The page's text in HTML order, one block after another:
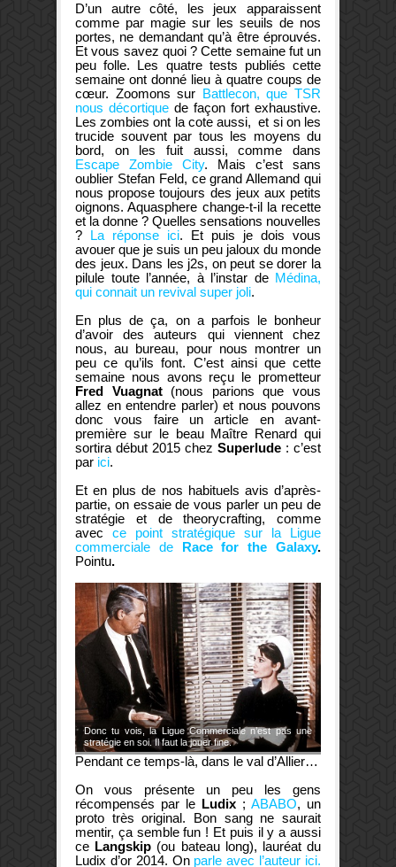
D’un autre côté, les jeux apparaissent
comme par magie sur les seuils de nos
portes, ne demandant qu’à être éprouvés.
Et vous savez quoi ? Cette semaine fut un
peu folle. Les quatre tests publiés cette
semaine ont donné lieu à quatre coups de
cœur. Zoomons sur Battlecon, que TSR
nous décortique de façon fort exhaustive.
Les zombies ont la cote aussi, et si on les
trucide souvent par tous les moyens du
bord, on les fuit aussi, comme dans
Escape Zombie City. Mais c’est sans
oublier Stefan Feld, ce grand Allemand qui
nous propose toujours des jeux aux petits
oignons. Aquasphere change-t-il la recette
et la donne ? Quelles sensations nouvelles
? La réponse ici. Et puis je dois vous
avouer que je suis un peu jaloux du monde
des jeux. Dans les j2s, on peut se dorer la
pilule toute l’année, à l’instar de Médina,
qui connait un revival super joli.
En plus de ça, on a parfois le bonheur
d’avoir des auteurs qui viennent chez
nous, au bureau, pour nous montrer un
peu ce qu’ils font. C’est ainsi que cette
semaine nous avons reçu le prometteur
Fred Vuagnat (nous parions que vous
allez en entendre parler) et nous pouvons
donc vous faire un article en avant-
première sur le beau Maître Renard qui
sortira début 2015 chez Superlude : c’est
par ici.
Et en plus de nos habituels avis d’après-
partie, on essaie de vous parler un peu de
stratégie et de theorycrafting, comme
avec ce point stratégique sur la Ligue
commerciale deRace for the Galaxy.
Pointu.
Donc tu vois, la Ligue Commerciale n’est pas une
stratégie en soi. Il faut la jouer fine.
Pendant ce temps-là, dans le val d’Allier…
On vous présente un peu les gens
récompensés par le Ludix ; ABABO, un
proto très original. Bon sang ne saurait
mentir, ça semble fun ! Et puis il y a aussi
ce Langskip (ou bateau long), lauréat du
Ludix d’or 2014. On parle avec l’auteur ici.